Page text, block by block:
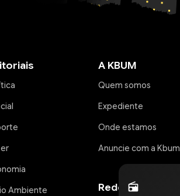
radio
Ambiente
A KBUM
Quem somos
Expediente
Onde estamos
Anuncie com a Kbum
Redes Sociais